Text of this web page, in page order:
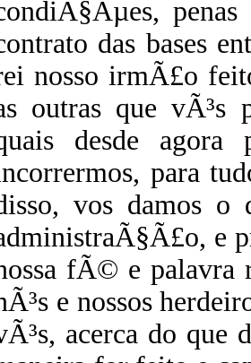
das bases
nosso irmÃ£o
outras que vÃ³s
desde agora
para
vos damos
e
fÃ© e palavra
e nossos
acerca do